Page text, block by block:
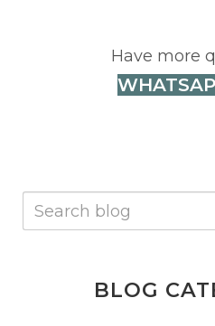
Have more
BLOG